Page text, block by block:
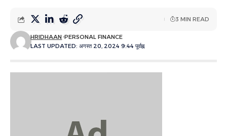
LAST UPDATED: अगस्त 20, 2024 9:44 पूर्वाह्न
HRIDHAAN PERSONAL FINANCE
3 MIN READ